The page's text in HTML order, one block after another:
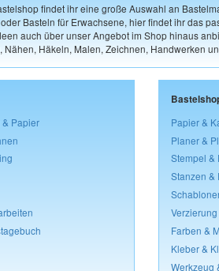
findet ihr eine große Auswahl an
Basteln für Erwachsene, hier findet ihr das
auch über unser Angebot im Shop hinaus
Nähen, Häkeln, Malen, Zeichnen, Handwerken
Papier
Papier &
Planer &
Stempel &
Stanzen &
Farben &
Kleber &
Werkzeug